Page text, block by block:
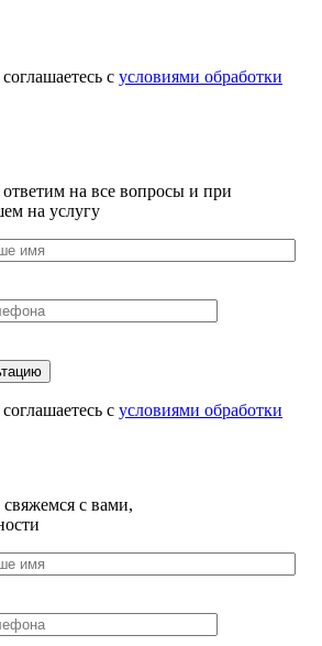
с условиями обработки
на все вопросы и при
на услугу
с условиями обработки
с вами,